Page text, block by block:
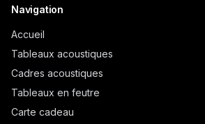
Navigation
Accueil
Tableaux acoustiques
Cadres acoustiques
Tableaux en feutre
Carte cadeau